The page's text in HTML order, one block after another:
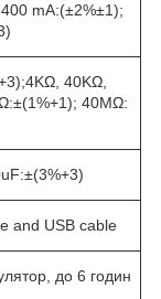
mA:(±2%±1);
40KΩ,
40MΩ:
and USB cable
до 6 годин